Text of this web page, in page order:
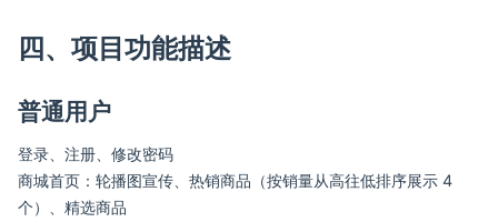
四、项目功能描述
普通用户
登录、注册、修改密码
商城首页：轮播图宣传、热销商品（按销量从高往低排序展示 4
个）、精选商品